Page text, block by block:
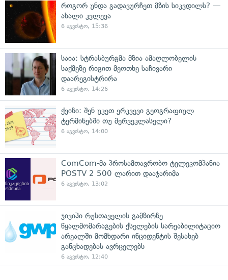
როგორ უნდა გადავურჩეთ მზის სიკვდილს? —
ახალი კვლევა
6 აგვისტო, 15:36
საია: სტრასბურგმა მზია ამაღლობელის
საქმეზე რიგით მეოთხე საჩივარი
დაარეგისტრირა
6 აგვისტო, 14:26
ქვიზი: შენ უკეთ ერკვევი გეოგრაფიულ
ტერმინებში თუ მერვეკლასელი?
6 აგვისტო, 14:00
ComCom-მა პროსამთავრობო ტელეკომპანია
POSTV 2 500 ლარით დააჯარიმა
6 აგვისტო, 13:02
ჯივიპი რუსთაველის გამზირზე
წყალმომარაგების ქსელების სარეაბილიტაციო
არეალში მომხდარი ინციდენტის შესახებ
განცხადებას ავრცელებს
6 აგვისტო, 12:40